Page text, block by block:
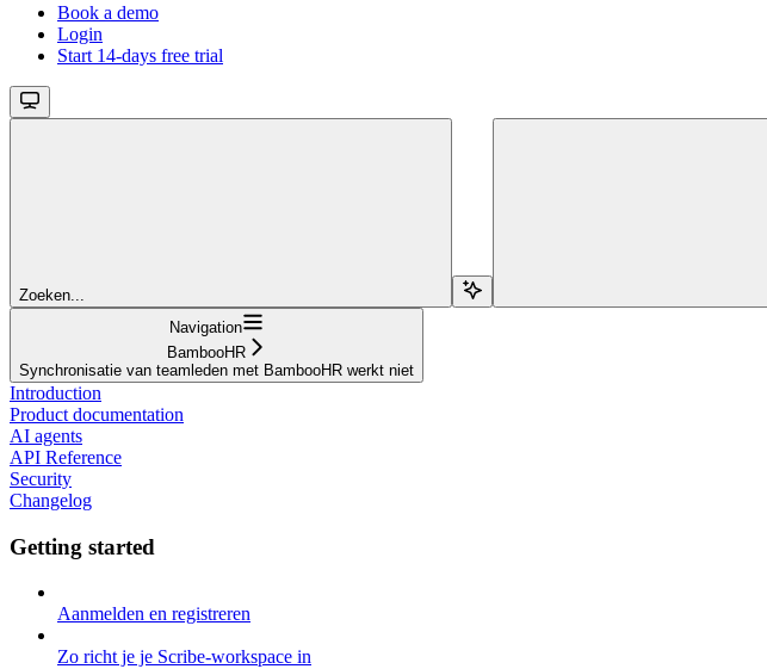
Book a demo
Login
Start 14-days free trial
Zoeken...
Navigation
BambooHR
Synchronisatie van teamleden met BambooHR werkt niet
Introduction
Product documentation
AI agents
API Reference
Security
Changelog
Getting started
Aanmelden en registreren
Zo richt je je Scribe-workspace in